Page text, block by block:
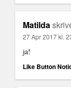
Matilda
27 Apr 2017 kl.
ja!
Like Button